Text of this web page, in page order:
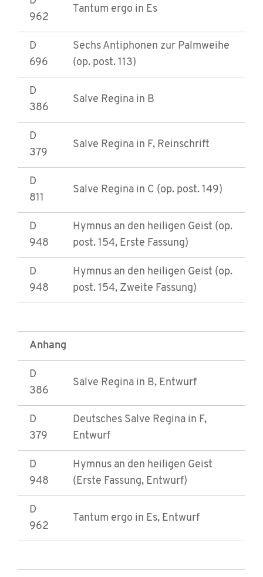
962
Tantum ergo in Es
D
696
Sechs Antiphonen zur Palmweihe
(op. post. 113)
D
386
Salve Regina in B
D
379
Salve Regina in F, Reinschrift
D
811
Salve Regina in C (op. post. 149)
D
948
Hymnus an den heiligen Geist (op.
post. 154, Erste Fassung)
D
948
Hymnus an den heiligen Geist (op.
post. 154, Zweite Fassung)
Anhang
D
386
Salve Regina in B, Entwurf
D
379
Deutsches Salve Regina in F,
Entwurf
D
948
Hymnus an den heiligen Geist
(Erste Fassung, Entwurf)
D
962
Tantum ergo in Es, Entwurf